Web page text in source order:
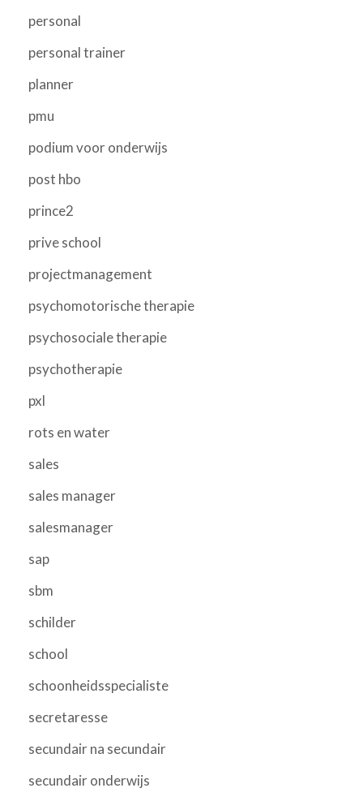
personal
personal trainer
planner
pmu
podium voor onderwijs
post hbo
prince2
prive school
projectmanagement
psychomotorische therapie
psychosociale therapie
psychotherapie
pxl
rots en water
sales
sales manager
salesmanager
sap
sbm
schilder
school
schoonheidsspecialiste
secretaresse
secundair na secundair
secundair onderwijs